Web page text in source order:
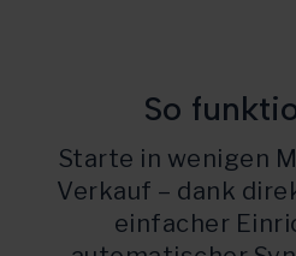
So
Starte in wenigen
Verkauf – dank
einfacher